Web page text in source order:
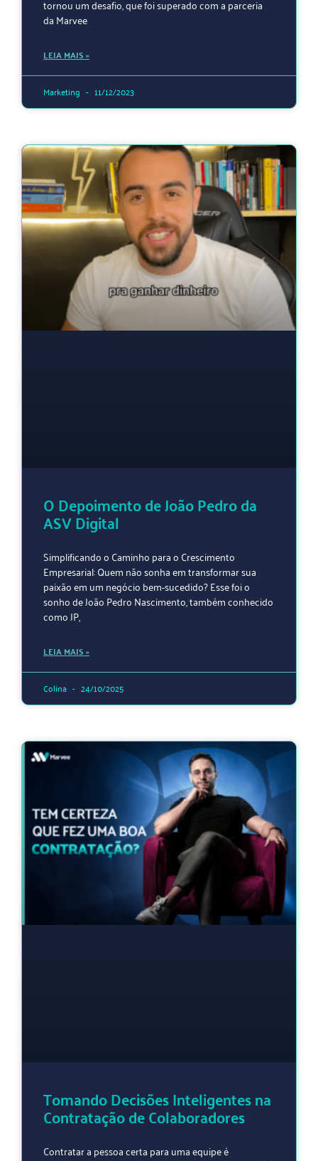
tornou um desafio, que foi superado com a parceria
da Marvee
LEIA MAIS »
Marketing 11/12/2023
O Depoimento de João Pedro da
ASV Digital
Simplificando o Caminho para o Crescimento
Empresarial: Quem não sonha em transformar sua
paixão em um negócio bem-sucedido? Esse foi o
sonho de João Pedro Nascimento, também conhecido
como JP,
LEIA MAIS »
Colina 24/10/2025
Tomando Decisões Inteligentes na
Contratação de Colaboradores
Contratar a pessoa certa para uma equipe é